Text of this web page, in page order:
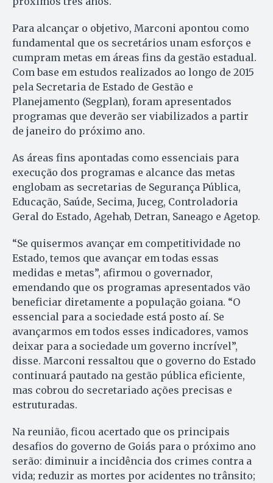
Para alcançar o objetivo, Marconi apontou como
fundamental que os secretários unam esforços e
cumpram metas em áreas fins da gestão estadual.
Com base em estudos realizados ao longo de 2015
pela Secretaria de Estado de Gestão e
Planejamento (Segplan), foram apresentados
programas que deverão ser viabilizados a partir
de janeiro do próximo ano.
As áreas fins apontadas como essenciais para
execução dos programas e alcance das metas
englobam as secretarias de Segurança Pública,
Educação, Saúde, Secima, Juceg, Controladoria
Geral do Estado, Agehab, Detran, Saneago e Agetop.
“Se quisermos avançar em competitividade no
Estado, temos que avançar em todas essas
medidas e metas”, afirmou o governador,
emendando que os programas apresentados vão
beneficiar diretamente a população goiana. “O
essencial para a sociedade está posto aí. Se
avançarmos em todos esses indicadores, vamos
deixar para a sociedade um governo incrível”,
disse. Marconi ressaltou que o governo do Estado
continuará pautado na gestão pública eficiente,
mas cobrou do secretariado ações precisas e
estruturadas.
Na reunião, ficou acertado que os principais
desafios do governo de Goiás para o próximo ano
serão: diminuir a incidência dos crimes contra a
vida; reduzir as mortes por acidentes no trânsito;